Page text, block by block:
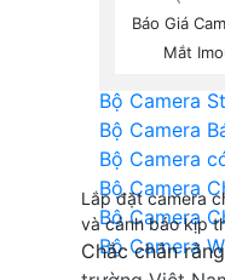
Camera giá
Bộ Camera
Bộ Camera
Bộ Camera
Bộ Camera
Bộ Camera
Bộ Camera
Bộ Camera
Báo Giá
Mắt
Lắp đặt camera
và cảnh báo kịp
Chắc chắn